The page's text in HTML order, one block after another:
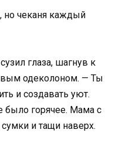
но чеканя каждый
глаза, шагнув к
одеколоном. — Ты
и создавать уют.
было горячее. Мама с
сумки и тащи наверх.